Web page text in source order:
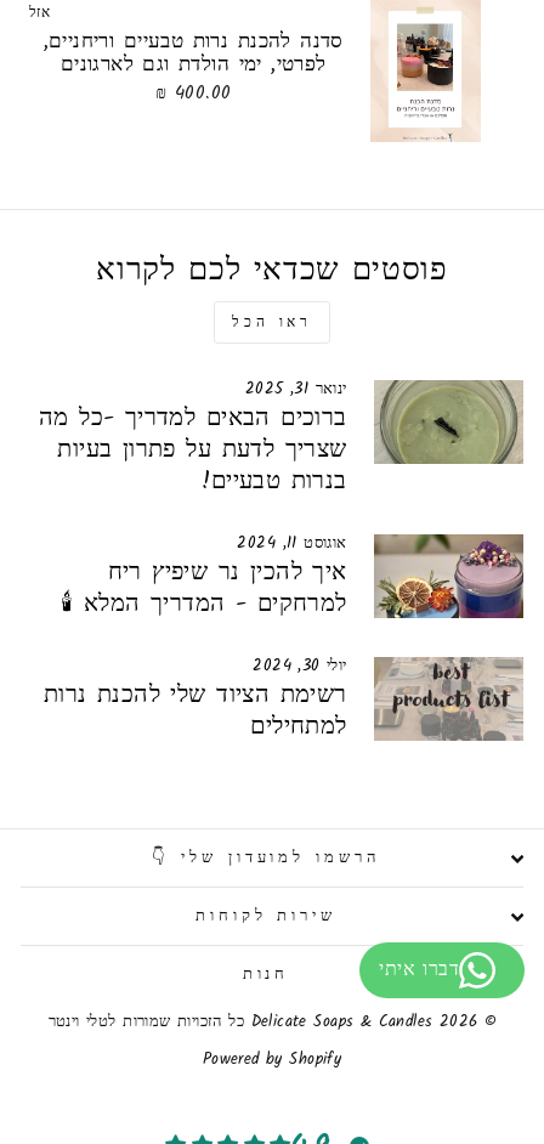
אזל
סדנה להכנת נרות טבעיים וריחניים,
לפרטי, ימי הולדת וגם לארגונים
400.00 ₪
פוסטים שכדאי לכם לקרוא
ראו הכל
ינואר 31, 2025
ברוכים הבאים למדריך -כל מה
שצריך לדעת על פתרון בעיות
בנרות טבעיים!
אוגוסט 11, 2024
איך להכין נר שיפיץ ריח
למרחקים - המדריך המלא 🕯️
יולי 30, 2024
רשימת הציוד שלי להכנת נרות
למתחילים
הרשמו למועדון שלי 👇
שירות לקוחות
חנות
© 2026 Delicate Soaps & Candles כל הזכויות שמורות לטלי וינטר
Powered by Shopify